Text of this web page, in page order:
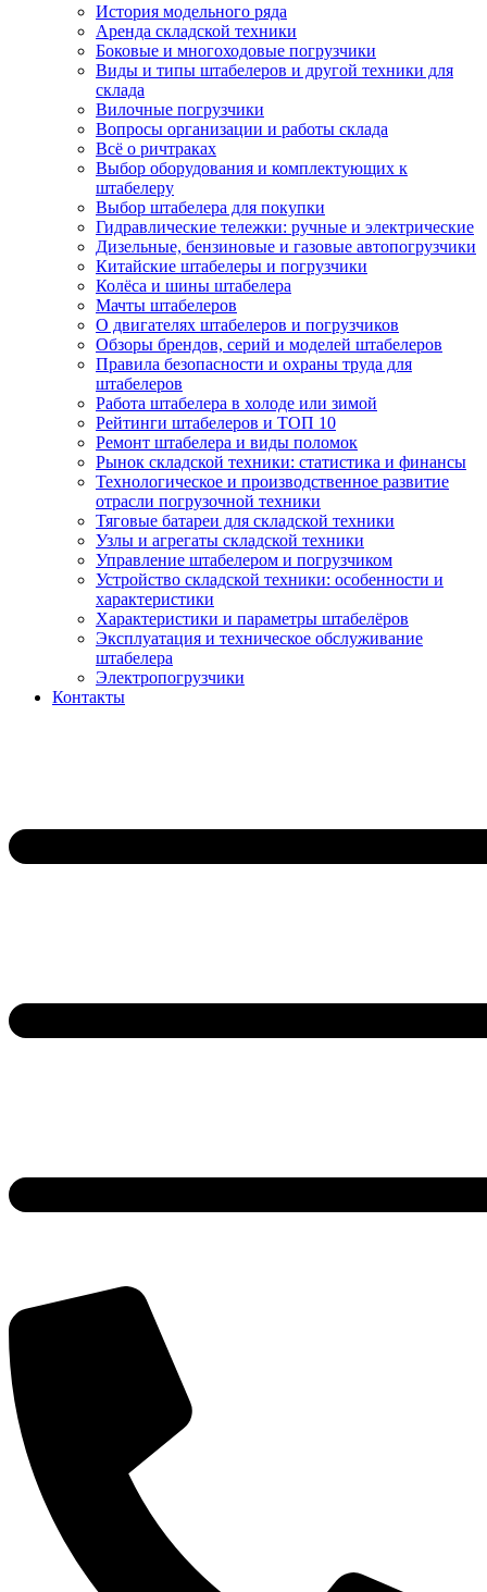
История модельного ряда
Аренда складской техники
Боковые и многоходовые погрузчики
Виды и типы штабелеров и другой техники для
склада
Вилочные погрузчики
Вопросы организации и работы склада
Всё о ричтраках
Выбор оборудования и комплектующих к
штабелеру
Выбор штабелера для покупки
Гидравлические тележки: ручные и электрические
Дизельные, бензиновые и газовые автопогрузчики
Китайские штабелеры и погрузчики
Колёса и шины штабелера
Мачты штабелеров
О двигателях штабелеров и погрузчиков
Обзоры брендов, серий и моделей штабелеров
Правила безопасности и охраны труда для
штабелеров
Работа штабелера в холоде или зимой
Рейтинги штабелеров и ТОП 10
Ремонт штабелера и виды поломок
Рынок складской техники: статистика и финансы
Технологическое и производственное развитие
отрасли погрузочной техники
Тяговые батареи для складской техники
Узлы и агрегаты складской техники
Управление штабелером и погрузчиком
Устройство складской техники: особенности и
характеристики
Характеристики и параметры штабелёров
Эксплуатация и техническое обслуживание
штабелера
Электропогрузчики
Контакты